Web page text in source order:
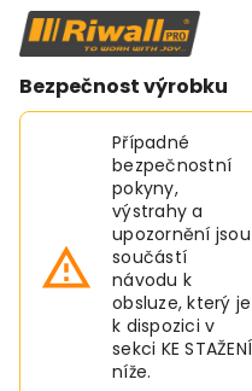
Bezpečnost výrobku
Případné
bezpečnostní
pokyny,
výstrahy a
upozornění jsou
součástí
návodu k
obsluze, který je
k dispozici v
sekci KE STAŽENÍ
níže.